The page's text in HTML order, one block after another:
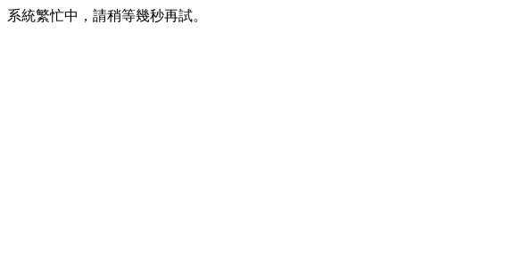
系統繁忙中，請稍等幾秒再試。